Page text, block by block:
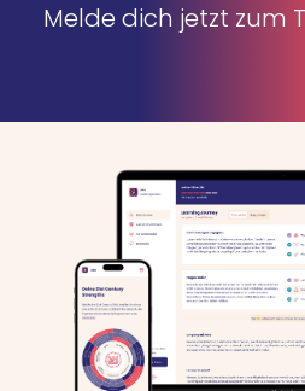
Melde dich jetzt zum